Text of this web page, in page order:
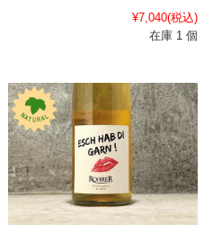
¥7,040(税込)
在庫 1 個